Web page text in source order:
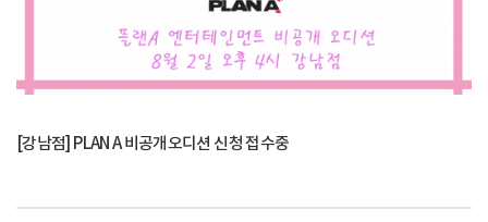
[강남점] PLAN A 비공개오디션 신청 접수중